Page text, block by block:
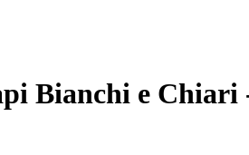
Bianchi e Chiari